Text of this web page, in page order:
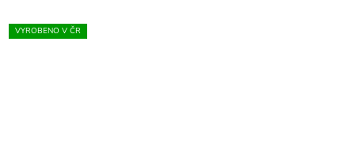
VYROBENO V ČR